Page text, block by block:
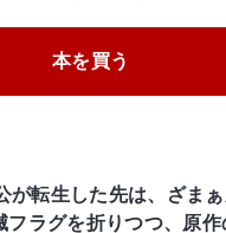
本を買う
が転生した先は、ざま
ラグを折りつつ、原